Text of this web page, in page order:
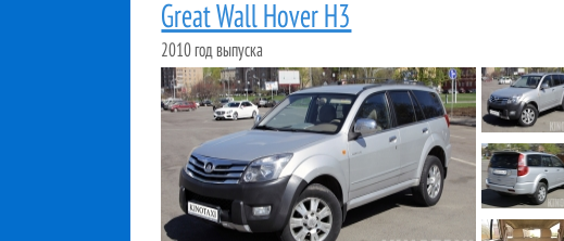
Great Wall Hover H3
2010 год выпуска